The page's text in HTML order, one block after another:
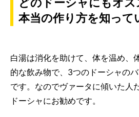
どのドーシャにもオス
本当の作り方を知って
白湯は消化を助けて、体を温め、
的な飲み物で、3つのドーシャの
です。なのでヴァータに傾いた人
ドーシャにお勧めです。